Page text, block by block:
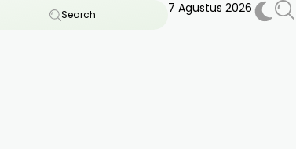
Search 7 Agustus 2026